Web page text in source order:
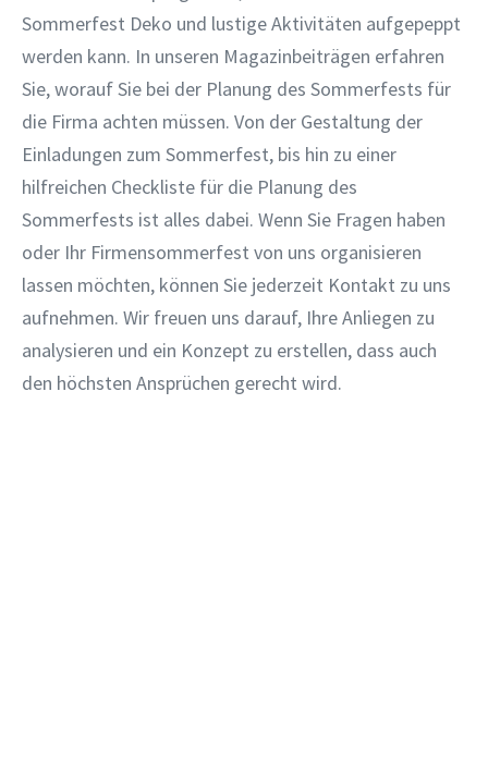
Sommerfest Deko und lustige Aktivitäten aufgepeppt
werden kann. In unseren Magazinbeiträgen erfahren
Sie, worauf Sie bei der Planung des Sommerfests für
die Firma achten müssen. Von der Gestaltung der
Einladungen zum Sommerfest, bis hin zu einer
hilfreichen Checkliste für die Planung des
Sommerfests ist alles dabei. Wenn Sie Fragen haben
oder Ihr Firmensommerfest von uns organisieren
lassen möchten, können Sie jederzeit Kontakt zu uns
aufnehmen. Wir freuen uns darauf, Ihre Anliegen zu
analysieren und ein Konzept zu erstellen, dass auch
den höchsten Ansprüchen gerecht wird.